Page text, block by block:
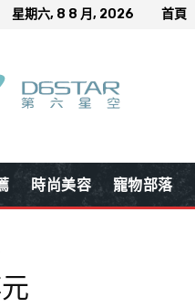
星期六, 8 8 月, 2026 首頁
時尚美容 寵物部落